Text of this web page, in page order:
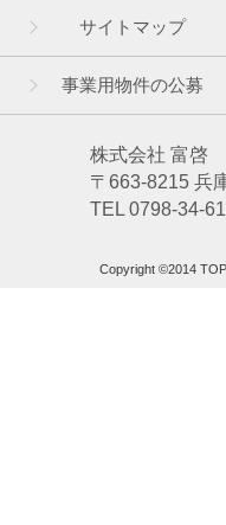
サイトマップ
株式会社 富啓
〒663-8215 兵
TEL 0798-34-
事業用物件の公募
Copyright ©2014